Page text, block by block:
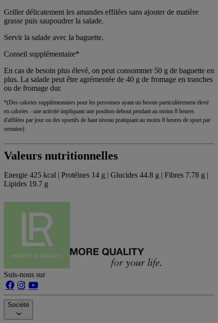
Griller délicatement les amandes effilées sans ajouter de matière
grasse puis saupoudrer la salade.
Servir la salade avec la baguette.
Conseil supplémentaire*
En cas de besoin plus élevé, on peut consommer 50 g de baguette en
plus. La salade peut être agrémentée de 40 g de fromage en tranches
ou de fromage dur.
*(Des calories supplémentaires pour les personnes ayant un besoin particulièrement élevé
en calories - une activité impliquant une position debout pendant au moins 8 heures
d'affilées par jour ou des sportifs de haut niveau pratiquant au moins 8 heures de sport par
semaine)
Valeurs nutritionnelles
Energie 425 kcal | Protéines 14 g | Glucides 44.8 g | Fibres 7.78 g |
Lipides 19.7 g
Suis-nous sur
Société